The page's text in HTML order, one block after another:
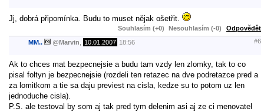
Jj, dobrá připomínka. Budu to muset nějak ošetřit.
Souhlasím (+0) Nesouhlasím (-0) Odpovědět
MM.. @Marvin 10.01.2007 18:56 #6
Ak to chces mat bezpecnejsie a budu tam vzdy len zlomky, tak to co
pisal foltyn je bezpecnejsie (rozdeli ten retazec na dve podretazce pred a
za lomitkom a tie sa daju previest na cisla, kedze su to potom uz len
jednoduche cisla).
P.S. ale testoval by som aj tak pred tym delenim asi aj ze ci menovatel